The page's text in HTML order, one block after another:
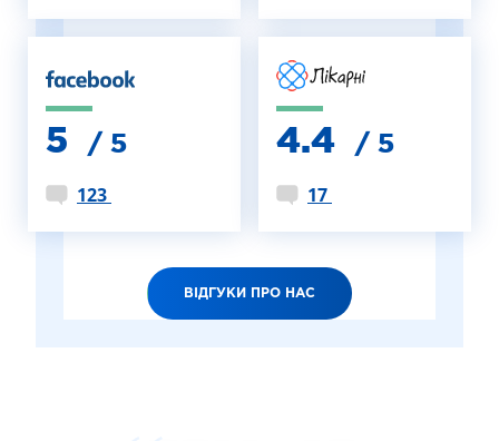
5 / 5
123
4.4 / 5
17
ВІДГУКИ ПРО НАС